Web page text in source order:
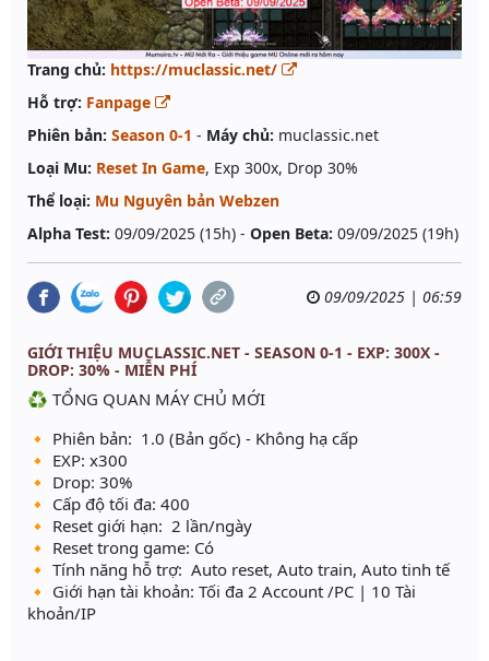
Trang chủ: https://muclassic.net/
Hỗ trợ: Fanpage
Phiên bản: Season 0-1 - Máy chủ: muclassic.net
Loại Mu: Reset In Game, Exp 300x, Drop 30%
Thể loại: Mu Nguyên bản Webzen
Alpha Test: 09/09/2025 (15h) - Open Beta: 09/09/2025 (19h)
09/09/2025 | 06:59
GIỚI THIỆU MUCLASSIC.NET - SEASON 0-1 - EXP: 300X -
DROP: 30% - MIỄN PHÍ
♻️ TỔNG QUAN MÁY CHỦ MỚI
🔸 Phiên bản: 1.0 (Bản gốc) - Không hạ cấp
🔸 EXP: x300
🔸 Drop: 30%
🔸 Cấp độ tối đa: 400
🔸 Reset giới hạn: 2 lần/ngày
🔸 Reset trong game: Có
🔸 Tính năng hỗ trợ: Auto reset, Auto train, Auto tinh tế
🔸 Giới hạn tài khoản: Tối đa 2 Account /PC | 10 Tài
khoản/IP